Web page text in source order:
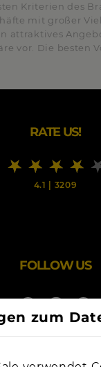
Kriterien des
mit großer
attraktives
vor. Die besten
RATE US!
4.1 | 3209
FOLLOW US
zum